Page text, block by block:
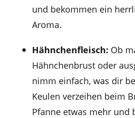
und bekommen ein
Aroma.
Hähnchenfleisch: Ob
Hähnchenbrust oder
nimm einfach, was dir
Keulen verzeihen beim
Pfanne etwas mehr und